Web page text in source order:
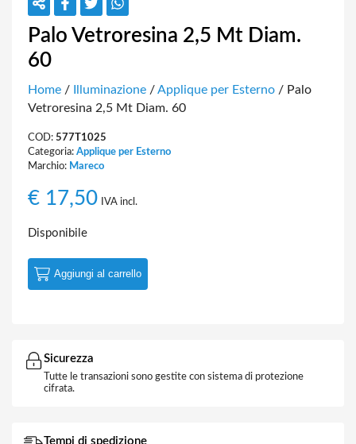
Palo Vetroresina 2,5 Mt Diam.
60
Home / Illuminazione /Applique per Esterno / Palo
Vetroresina 2,5 Mt Diam. 60
COD: 577T1025
Categoria: Applique per Esterno
Marchio: Mareco
€ 17,50 IVA incl.
Disponibile
Aggiungi al carrello
Sicurezza
Tutte le transazioni sono gestite con sistema di protezione
cifrata.
Tempi di spedizione